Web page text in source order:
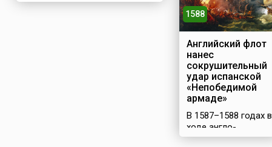
1588
Английский флот
нанес
сокрушительный
удар испанской
«Непобедимой
армаде»
В 1587–1588 годах в
ходе англо-
испанской войны